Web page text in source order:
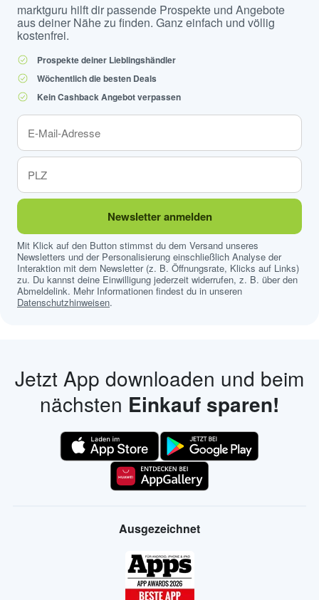
marktguru hilft dir passende Prospekte und Angebote
aus deiner Nähe zu finden. Ganz einfach und völlig
kostenfrei.
Prospekte deiner Lieblingshändler
Wöchentlich die besten Deals
Kein Cashback Angebot verpassen
Newsletter anmelden
Mit Klick auf den Button stimmst du dem Versand unseres
Newsletters und der Personalisierung einschließlich Analyse der
Interaktion mit dem Newsletter (z. B. Öffnungsrate, Klicks auf Links)
zu. Du kannst deine Einwilligung jederzeit widerrufen, z. B. über den
Abmeldelink. Mehr Informationen findest du in unseren
Datenschutzhinweisen.
Jetzt App downloaden und beim
nächsten Einkauf sparen!
Ausgezeichnet